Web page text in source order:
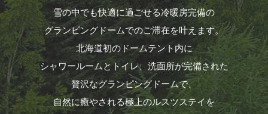
雪の中でも快適に過ごせる冷暖房完備の
グランピングドームでのご滞在を叶えます。
北海道初のドームテント内に
シャワールームとトイレ、洗面所が完備された
贅沢なグランピングドームで、
自然に癒やされる極上のルスツステイを